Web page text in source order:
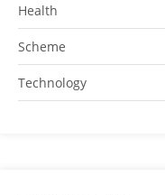
Health
Scheme
Technology